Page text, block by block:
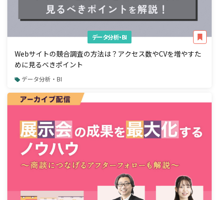
データ分析・BI
Webサイトの競合調査の方法は？アクセス数やCVを増やすた
めに見るべきポイント
データ分析・BI